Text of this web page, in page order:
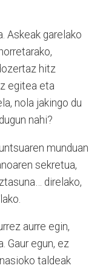
Askeak garelako
hitz
egitea eta
nola jakingo du
nahi?
munduan
sekretua,
direlako,
aurre egin,
Gaur egun, ez
taldeak